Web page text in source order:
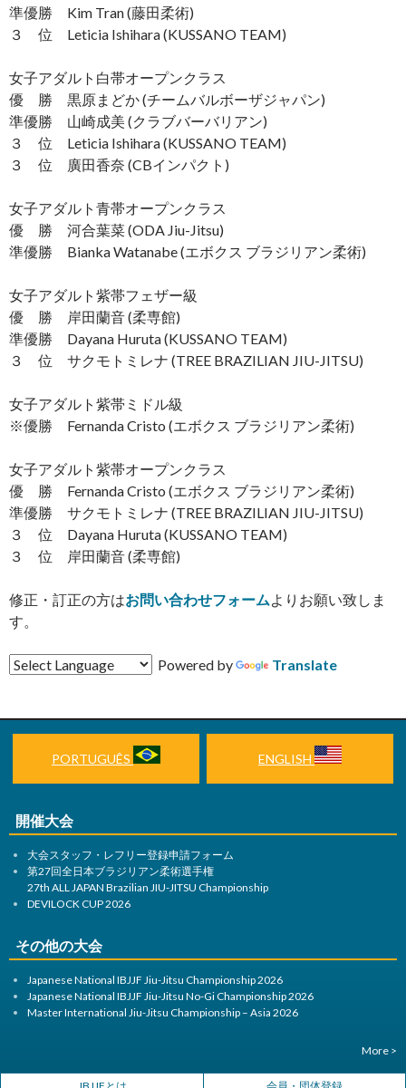
準優勝 Kim Tran (藤田柔術)
３ 位 Leticia Ishihara (KUSSANO TEAM)
女子アダルト白帯オープンクラス
優 勝 黒原まどか (チームバルボーザジャパン)
準優勝 山崎成美 (クラブバーバリアン)
３ 位 Leticia Ishihara (KUSSANO TEAM)
３ 位 廣田香奈 (CBインパクト)
女子アダルト青帯オープンクラス
優 勝 河合葉菜 (ODA Jiu-Jitsu)
準優勝 Bianka Watanabe (エボクス ブラジリアン柔術)
女子アダルト紫帯フェザー級
優 勝 岸田蘭音 (柔専館)
準優勝 Dayana Huruta (KUSSANO TEAM)
３ 位 サクモトミレナ (TREE BRAZILIAN JIU-JITSU)
女子アダルト紫帯ミドル級
※優勝 Fernanda Cristo (エボクス ブラジリアン柔術)
女子アダルト紫帯オープンクラス
優 勝 Fernanda Cristo (エボクス ブラジリアン柔術)
準優勝 サクモトミレナ (TREE BRAZILIAN JIU-JITSU)
３ 位 Dayana Huruta (KUSSANO TEAM)
３ 位 岸田蘭音 (柔専館)
修正・訂正の方はお問い合わせフォーム よりお願い致しま
す。
Powered by Translate
PORTUGUÊS ENGLISH
開催大会
大会スタッフ・レフリー登録申請フォーム
第27回全日本ブラジリアン柔術選手権
27th ALL JAPAN Brazilian JIU-JITSU Championship
DEVILOCK CUP 2026
その他の大会
Japanese National IBJJF Jiu-Jitsu Championship 2026
Japanese National IBJJF Jiu-Jitsu No-Gi Championship 2026
Master International Jiu-Jitsu Championship – Asia 2026
More >